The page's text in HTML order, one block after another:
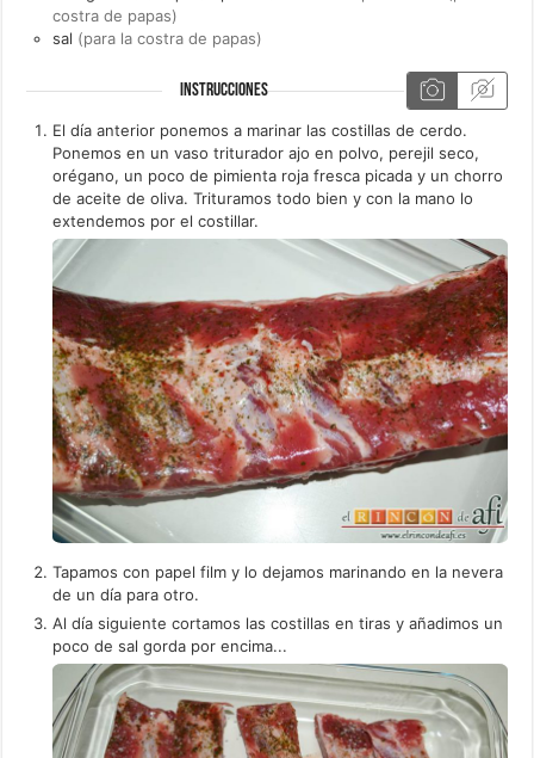
costra de papas)
sal (para la costra de papas)
INSTRUCCIONES
El día anterior ponemos a marinar las costillas de cerdo.
Ponemos en un vaso triturador ajo en polvo, perejil seco,
orégano, un poco de pimienta roja fresca picada y un chorro
de aceite de oliva. Trituramos todo bien y con la mano lo
extendemos por el costillar.
Tapamos con papel film y lo dejamos marinando en la nevera
de un día para otro.
Al día siguiente cortamos las costillas en tiras y añadimos un
poco de sal gorda por encima...